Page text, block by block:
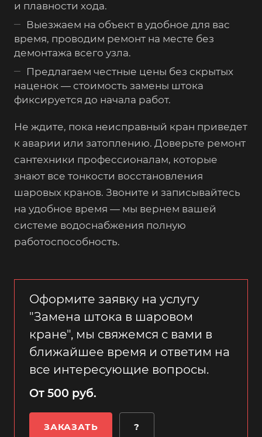
и плавности хода.
Выезжаем на объект в удобное для вас
время, проводим ремонт на месте без
демонтажа всего узла.
Предлагаем честные цены без скрытых
наценок — стоимость замены штока
фиксируется до начала работ.
Не ждите, пока неисправный кран приведет
к аварии или затоплению. Доверьте ремонт
сантехники профессионалам, которые
знают все тонкости восстановления
шаровых кранов. Звоните и записывайтесь
на удобное время — мы вернем вашей
системе водоснабжения полную
работоспособность.
Оформите заявку на услугу
"Замена штока в шаровом
кране", мы свяжемся с вами в
ближайшее время и ответим на
все интересующие вопросы.
От 500 руб.
ЗАКАЗАТЬ ?